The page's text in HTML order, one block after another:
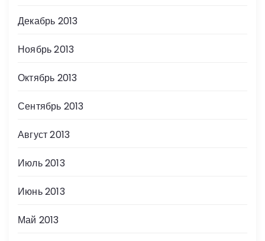
Декабрь 2013
Ноябрь 2013
Октябрь 2013
Сентябрь 2013
Август 2013
Июль 2013
Июнь 2013
Май 2013